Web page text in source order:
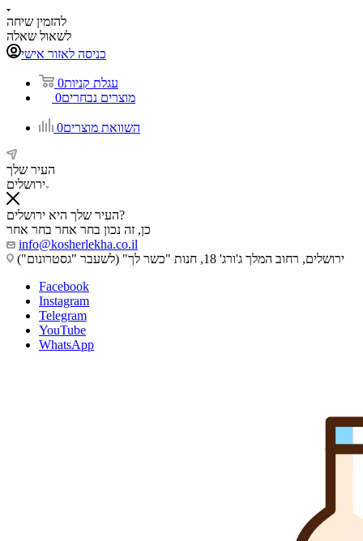
להזמין שיחה
לשאול שאלה
כניסה לאזור אישי
עגלת קניות0
מוצרים נבחרים0
השוואת מוצרים0
העיר שלך
ירושלים
העיר שלך היא ירושלים?
כן, זה נכון בחר אחר בחר אחר
info@kosherlekha.co.il
ירושלים, רחוב המלך ג'ורג' 18, חנות "כשר לך" (לשעבר "גסטרונום")
Facebook
Instagram
Telegram
YouTube
WhatsApp